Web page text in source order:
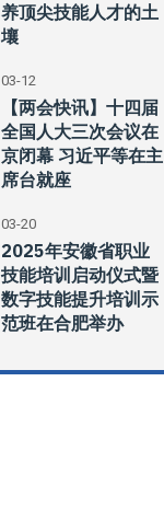
养顶尖技能人才的土
壤
03-12
【两会快讯】十四届
全国人大三次会议在
京闭幕 习近平等在主
席台就座
03-20
2025年安徽省职业
技能培训启动仪式暨
数字技能提升培训示
范班在合肥举办